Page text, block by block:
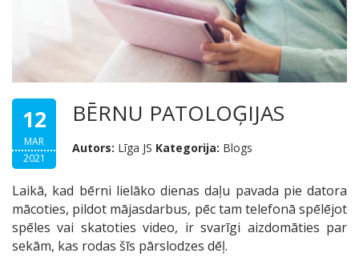
12
MAR
2021
BĒRNU PATOLOĢIJAS
Autors: Līga JS Kategorija: Blogs
Laikā, kad bērni lielāko dienas daļu pavada pie datora
mācoties, pildot mājasdarbus, pēc tam telefonā spēlējot
spēles vai skatoties video, ir svarīgi aizdomāties par
sekām, kas rodas šīs pārslodzes dēļ.